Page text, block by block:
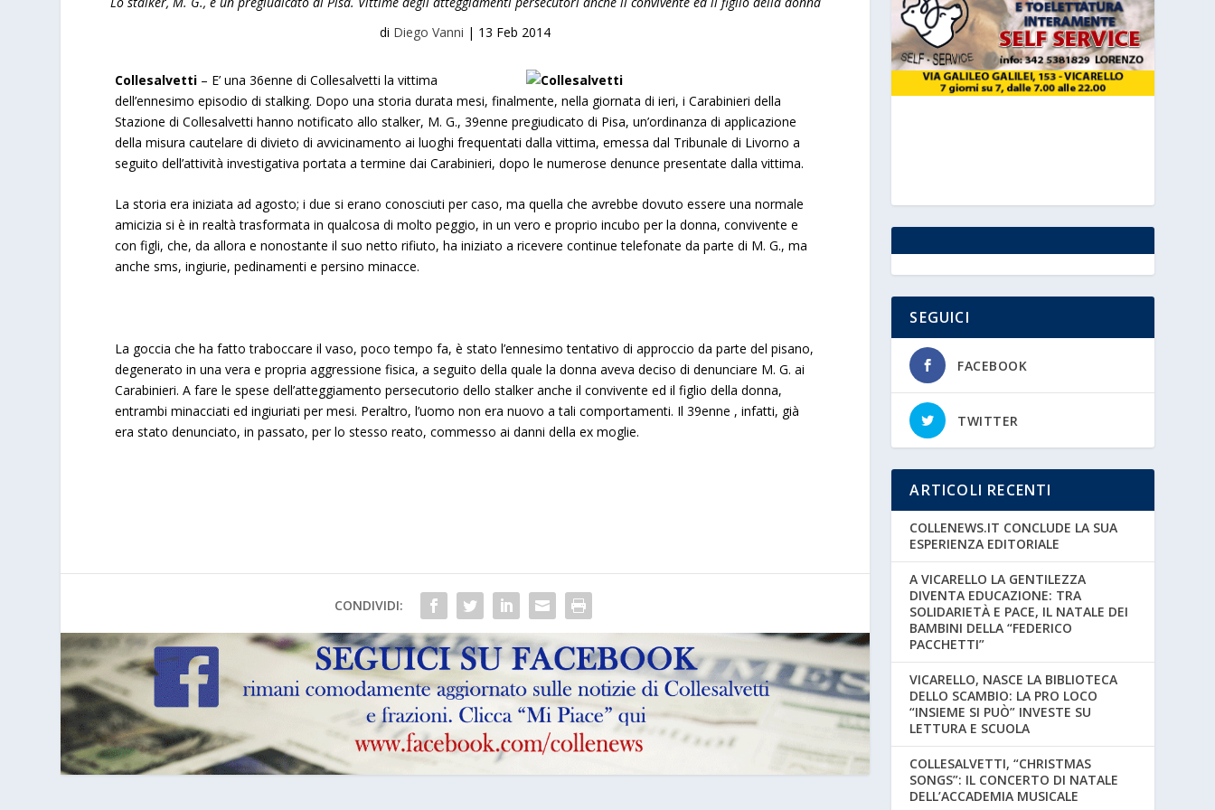
di Diego Vanni | 13 Feb 2014
Collesalvetti – E’ una 36enne di Collesalvetti la vittima
dell’ennesimo episodio di stalking. Dopo una storia durata mesi, finalmente, nella giornata di ieri, i Carabinieri della
Stazione di Collesalvetti hanno notificato allo stalker, M. G., 39enne pregiudicato di Pisa, un’ordinanza di applicazione
della misura cautelare di divieto di avvicinamento ai luoghi frequentati dalla vittima, emessa dal Tribunale di Livorno a
seguito dell’attività investigativa portata a termine dai Carabinieri, dopo le numerose denunce presentate dalla vittima.
La storia era iniziata ad agosto; i due si erano conosciuti per caso, ma quella che avrebbe dovuto essere una normale
amicizia si è in realtà trasformata in qualcosa di molto peggio, in un vero e proprio incubo per la donna, convivente e
con figli, che, da allora e nonostante il suo netto rifiuto, ha iniziato a ricevere continue telefonate da parte di M. G., ma
anche sms, ingiurie, pedinamenti e persino minacce.
La goccia che ha fatto traboccare il vaso, poco tempo fa, è stato l’ennesimo tentativo di approccio da parte del pisano,
degenerato in una vera e propria aggressione fisica, a seguito della quale la donna aveva deciso di denunciare M. G. ai
Carabinieri. A fare le spese dell’atteggiamento persecutorio dello stalker anche il convivente ed il figlio della donna,
entrambi minacciati ed ingiuriati per mesi. Peraltro, l’uomo non era nuovo a tali comportamenti. Il 39enne , infatti, già
era stato denunciato, in passato, per lo stesso reato, commesso ai danni della ex moglie.
CONDIVIDI:
SEGUICI
FACEBOOK
TWITTER
ARTICOLI RECENTI
COLLENEWS.IT CONCLUDE LA SUA
ESPERIENZA EDITORIALE
A VICARELLO LA GENTILEZZA
DIVENTA EDUCAZIONE: TRA
SOLIDARIETÀ E PACE, IL NATALE DEI
BAMBINI DELLA “FEDERICO
PACCHETTI”
VICARELLO, NASCE LA BIBLIOTECA
DELLO SCAMBIO: LA PRO LOCO
“INSIEME SI PUÒ” INVESTE SU
LETTURA E SCUOLA
COLLESALVETTI, “CHRISTMAS
SONGS”: IL CONCERTO DI NATALE
DELL’ACCADEMIA MUSICALE